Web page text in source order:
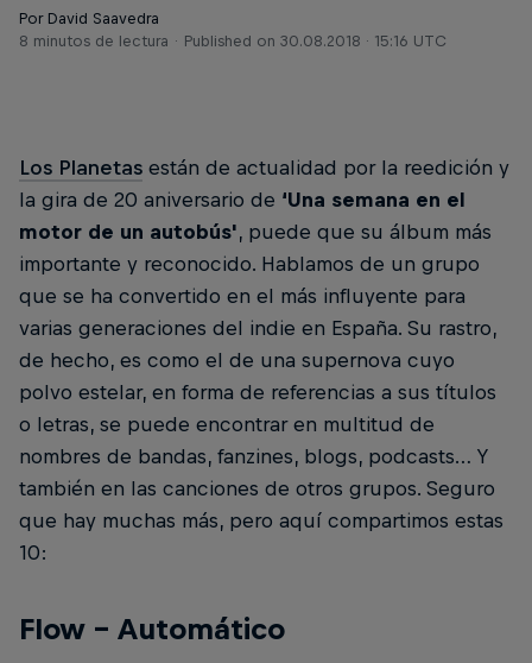
Por David Saavedra
8 minutos de lectura
Published on 30.08.2018 · 15:16 UTC
Los Planetas están de actualidad por la reedición y
la gira de 20 aniversario de ‘Una semana en el
motor de un autobús', puede que su álbum más
importante y reconocido. Hablamos de un grupo
que se ha convertido en el más influyente para
varias generaciones del indie en España. Su rastro,
de hecho, es como el de una supernova cuyo
polvo estelar, en forma de referencias a sus títulos
o letras, se puede encontrar en multitud de
nombres de bandas, fanzines, blogs, podcasts… Y
también en las canciones de otros grupos. Seguro
que hay muchas más, pero aquí compartimos estas
10:
Flow – Automático